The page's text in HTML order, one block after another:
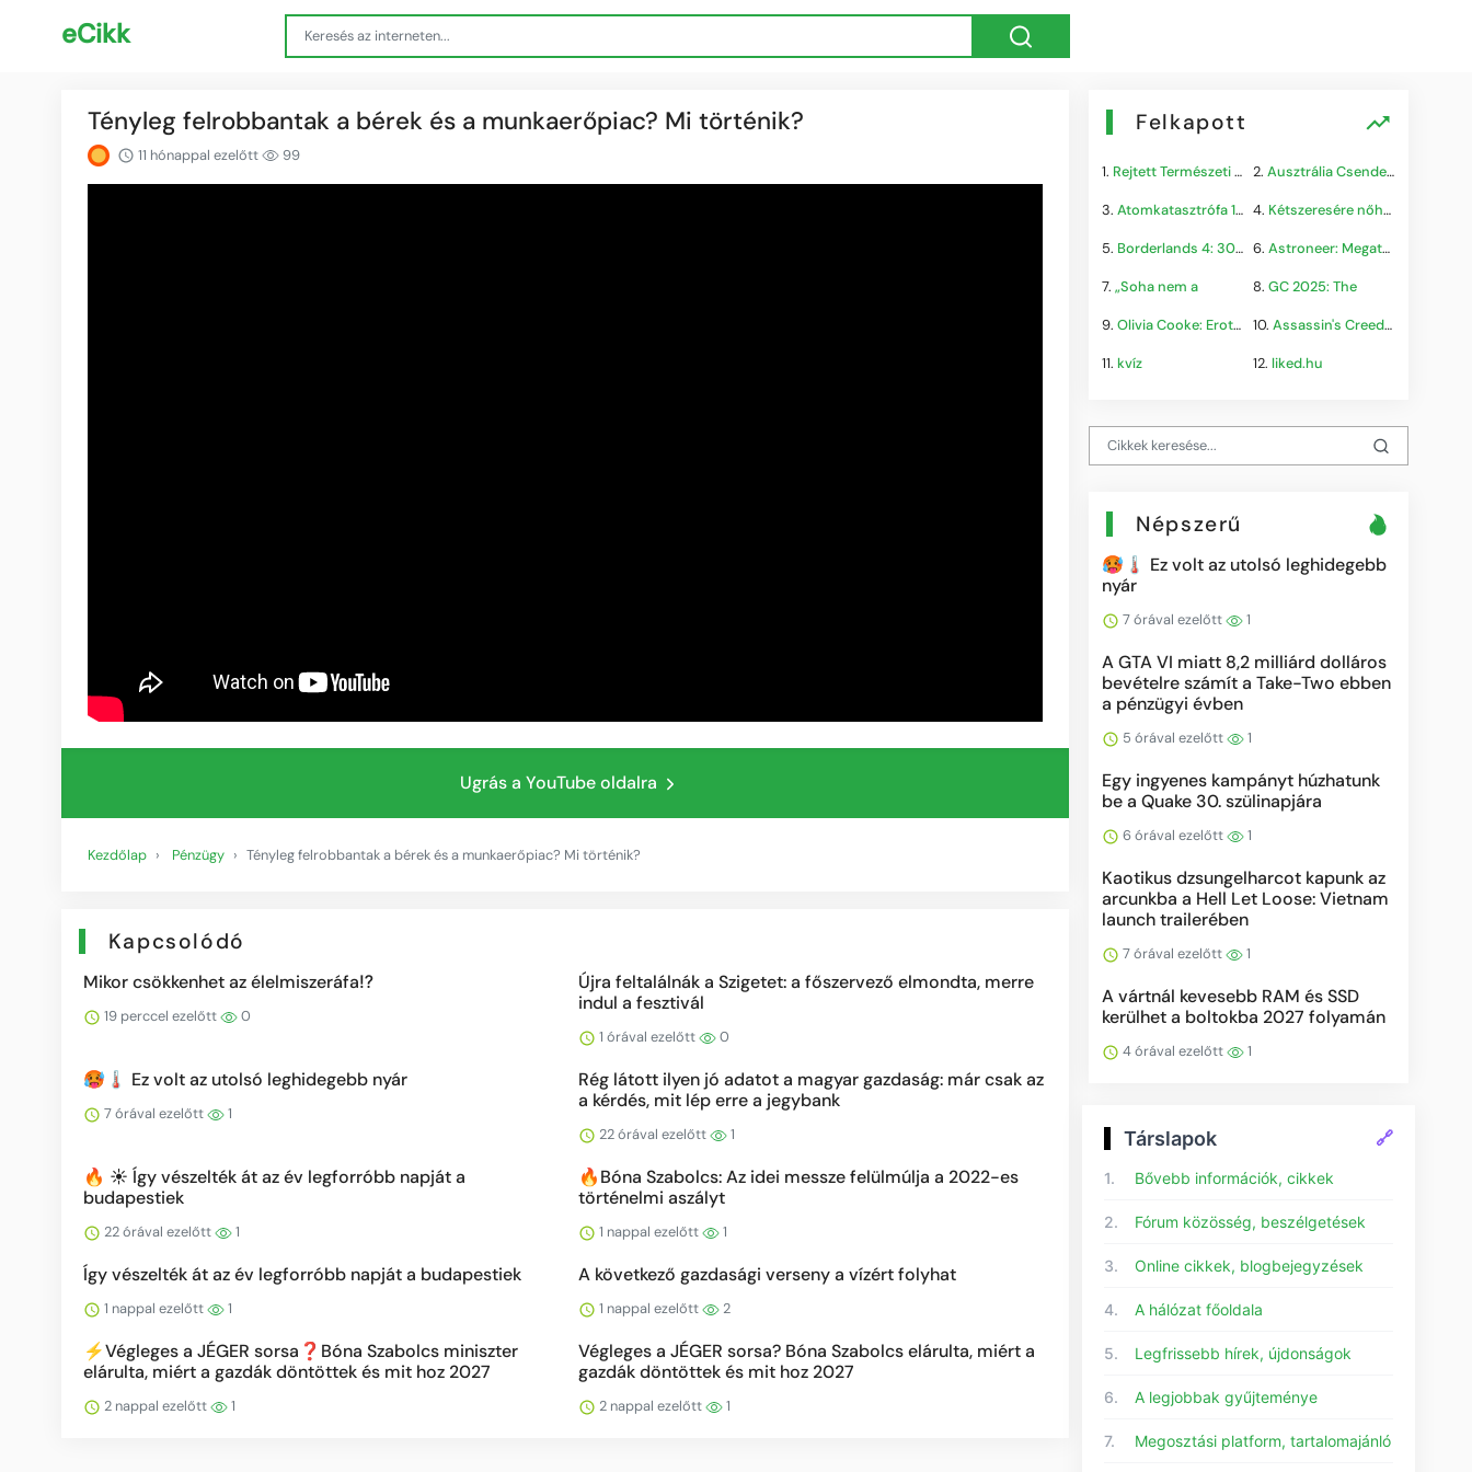
eCikk
Tényleg felrobbantak a bérek és a munkaerőpiac? Mi történik?
11 hónappal ezelőtt 99
Ugrás a YouTube oldalra
Kezdőlap Pénzügy Tényleg felrobbantak a bérek és a munkaerőpiac? Mi történik?
Kapcsolódó
Mikor csökkenhet az élelmiszeráfa⁉️
19 perccel ezelőtt 0
Újra feltalálnák a Szigetet: a főszervező elmondta, merre
indul a fesztivál
1 órával ezelőtt 0
🥵🌡️ Ez volt az utolsó leghidegebb nyár
7 órával ezelőtt 1
Rég látott ilyen jó adatot a magyar gazdaság: már csak az
a kérdés, mit lép erre a jegybank
22 órával ezelőtt 1
🔥 ☀️ Így vészelték át az év legforróbb napját a
budapestiek
22 órával ezelőtt 1
🔥Bóna Szabolcs: Az idei messze felülmúlja a 2022-es
történelmi aszályt
1 nappal ezelőtt 1
Így vészelték át az év legforróbb napját a budapestiek
1 nappal ezelőtt 1
A következő gazdasági verseny a vízért folyhat
1 nappal ezelőtt 2
⚡️Végleges a JÉGER sorsa❓Bóna Szabolcs miniszter
elárulta, miért a gazdák döntöttek és mit hoz 2027
2 nappal ezelőtt 1
Végleges a JÉGER sorsa? Bóna Szabolcs elárulta, miért a
gazdák döntöttek és mit hoz 2027
2 nappal ezelőtt 1
Felkapott
1. Rejtett Természeti Csoda 2. Ausztrália Csendes Összeomlása
3.Atomkatasztrófa 1985: A 4. Kétszeresére nőhet a
5. Borderlands 4: 300.000+ 6. Astroneer: Megatech DLC
7.„Soha nem a 8. GC 2025: The
9.Olivia Cooke: Erotikus 10. Assassin's Creed Shadows
11.kvíz 12. liked.hu
Népszerű
🥵🌡️ Ez volt az utolsó leghidegebb
nyár
7 órával ezelőtt 1
A GTA VI miatt 8,2 milliárd dolláros
bevételre számít a Take-Two ebben
a pénzügyi évben
5 órával ezelőtt 1
Egy ingyenes kampányt húzhatunk
be a Quake 30. szülinapjára
6 órával ezelőtt 1
Kaotikus dzsungelharcot kapunk az
arcunkba a Hell Let Loose: Vietnam
launch trailerében
7 órával ezelőtt 1
A vártnál kevesebb RAM és SSD
kerülhet a boltokba 2027 folyamán
4 órával ezelőtt 1
Társlapok 🔗
1. Bővebb információk, cikkek
2. Fórum közösség, beszélgetések
3. Online cikkek, blogbejegyzések
4. A hálózat főoldala
5. Legfrissebb hírek, újdonságok
6. A legjobbak gyűjteménye
7. Megosztási platform, tartalomajánló